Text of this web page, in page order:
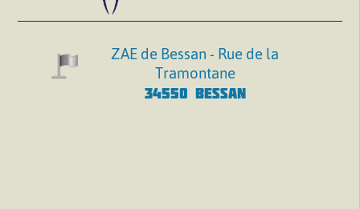
ZAE de Bessan - Rue de la
Tramontane
34550 BESSAN